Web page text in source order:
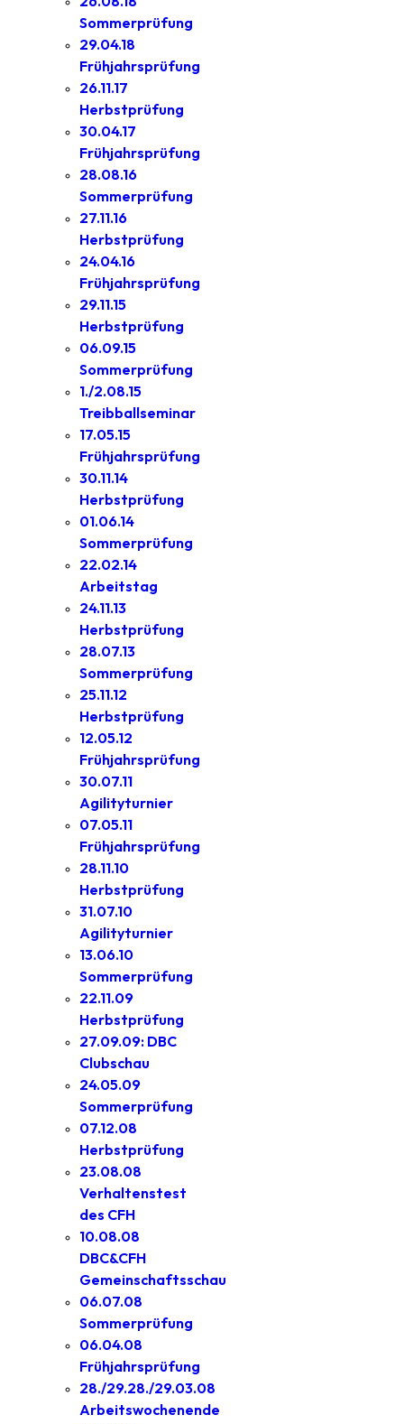
Sommerprüfung
29.04.18
Frühjahrsprüfung
26.11.17
Herbstprüfung
30.04.17
Frühjahrsprüfung
28.08.16
Sommerprüfung
27.11.16
Herbstprüfung
24.04.16
Frühjahrsprüfung
29.11.15
Herbstprüfung
06.09.15
Sommerprüfung
1./2.08.15
Treibballseminar
17.05.15
Frühjahrsprüfung
30.11.14
Herbstprüfung
01.06.14
Sommerprüfung
22.02.14
Arbeitstag
24.11.13
Herbstprüfung
28.07.13
Sommerprüfung
25.11.12
Herbstprüfung
12.05.12
Frühjahrsprüfung
30.07.11
Agilityturnier
07.05.11
Frühjahrsprüfung
28.11.10
Herbstprüfung
31.07.10
Agilityturnier
13.06.10
Sommerprüfung
22.11.09
Herbstprüfung
27.09.09: DBC
Clubschau
24.05.09
Sommerprüfung
07.12.08
Herbstprüfung
23.08.08
Verhaltenstest
des CFH
10.08.08
DBC&CFH
Gemeinschaftsschau
06.07.08
Sommerprüfung
06.04.08
Frühjahrsprüfung
28./29.28./29.03.08
Arbeitswochenende